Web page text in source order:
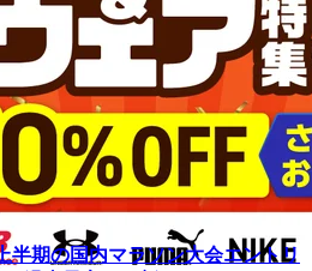
半期の国内マラソン大会エントリ